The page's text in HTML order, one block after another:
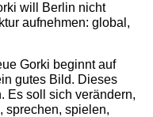
will Berlin nicht
aufnehmen: global,
Gorki beginnt auf
gutes Bild. Dieses
Es soll sich verändern,
sprechen, spielen,